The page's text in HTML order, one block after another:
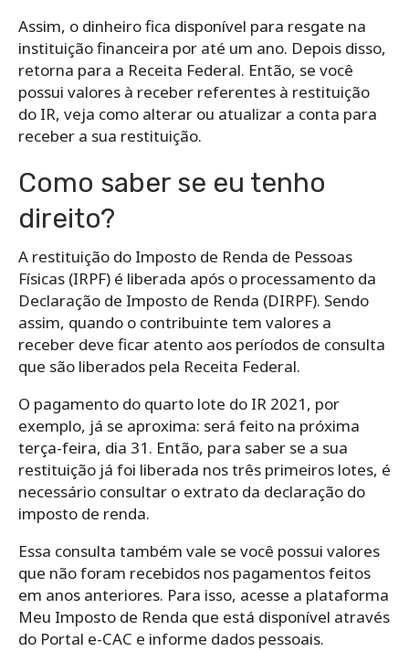
Assim, o dinheiro fica disponível para resgate na
instituição financeira por até um ano. Depois disso,
retorna para a Receita Federal. Então, se você
possui valores à receber referentes à restituição
do IR, veja como alterar ou atualizar a conta para
receber a sua restituição.
Como saber se eu tenho
direito?
A restituição do Imposto de Renda de Pessoas
Físicas (IRPF) é liberada após o processamento da
Declaração de Imposto de Renda (DIRPF). Sendo
assim, quando o contribuinte tem valores a
receber deve ficar atento aos períodos de consulta
que são liberados pela Receita Federal.
O pagamento do quarto lote do IR 2021, por
exemplo, já se aproxima: será feito na próxima
terça-feira, dia 31. Então, para saber se a sua
restituição já foi liberada nos três primeiros lotes, é
necessário consultar o extrato da declaração do
imposto de renda.
Essa consulta também vale se você possui valores
que não foram recebidos nos pagamentos feitos
em anos anteriores. Para isso, acesse a plataforma
Meu Imposto de Renda que está disponível através
do Portal e-CAC e informe dados pessoais.